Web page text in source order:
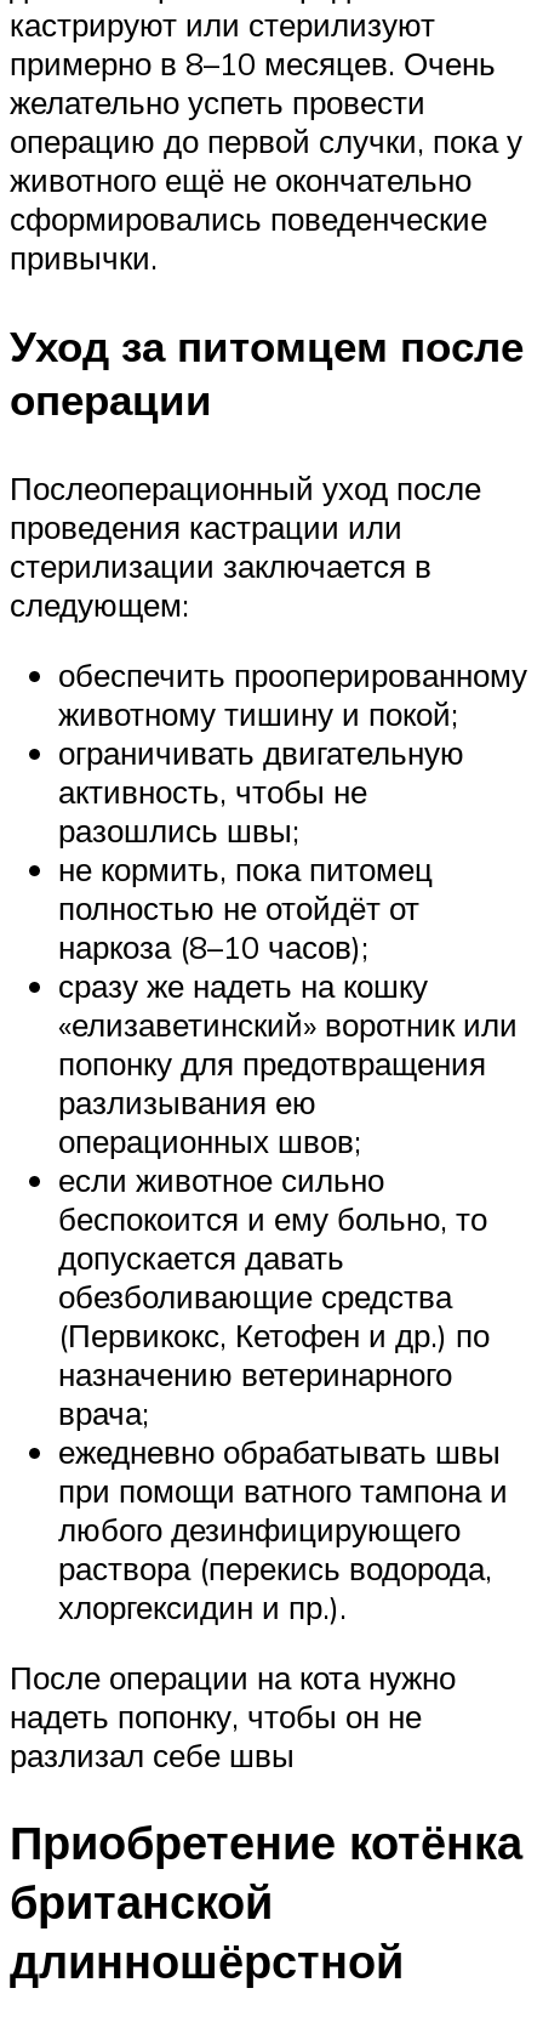
кастрируют или стерилизуют
примерно в 8–10 месяцев. Очень
желательно успеть провести
операцию до первой случки, пока у
животного ещё не окончательно
сформировались поведенческие
привычки.
Уход за питомцем после
операции
Послеоперационный уход после
проведения кастрации или
стерилизации заключается в
следующем:
обеспечить прооперированному
животному тишину и покой;
ограничивать двигательную
активность, чтобы не
разошлись швы;
не кормить, пока питомец
полностью не отойдёт от
наркоза (8–10 часов);
сразу же надеть на кошку
«елизаветинский» воротник или
попонку для предотвращения
разлизывания ею
операционных швов;
если животное сильно
беспокоится и ему больно, то
допускается давать
обезболивающие средства
(Первикокс, Кетофен и др.) по
назначению ветеринарного
врача;
ежедневно обрабатывать швы
при помощи ватного тампона и
любого дезинфицирующего
раствора (перекись водорода,
хлоргексидин и пр.).
После операции на кота нужно
надеть попонку, чтобы он не
разлизал себе швы
Приобретение котёнка
британской
длинношёрстной